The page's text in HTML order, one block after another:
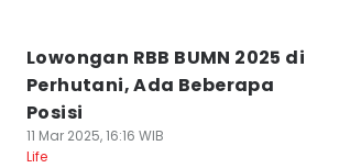
Lowongan RBB BUMN 2025 di
Perhutani, Ada Beberapa
Posisi
11 Mar 2025, 16:16 WIB
Life